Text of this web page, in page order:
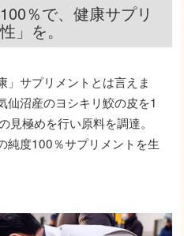
％で、健康サプリ
」を。
」サプリメントとは言えま
沼産のヨシキリ鮫の皮を1
極めを行い原料を調達。
純度100％サプリメントを生